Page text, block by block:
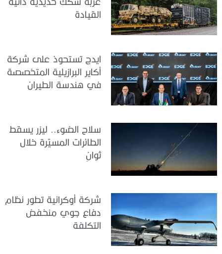
القيادة
ايدج تستحوذ على شركة
أكاير البرازيلية المتخصصة
في هندسة الطيران
سلاح الضوء.. ليزر يسقط
الطائرات المسيّرة خلال
ثوانٍ
شركة أوكرانية تطور نظام
دفاع جوي منخفض
التكلفة